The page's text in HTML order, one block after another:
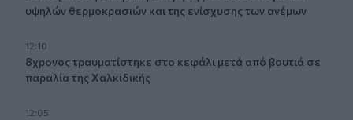
υψηλών θερμοκρασιών και της ενίσχυσης των ανέμων
12:10
8χρονος τραυματίστηκε στο κεφάλι μετά από βουτιά σε
παραλία της Χαλκιδικής
12:05